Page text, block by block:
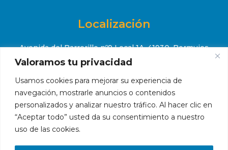
Valoramos tu privacidad
Usamos cookies para mejorar su experiencia de
navegación, mostrarle anuncios o contenidos
personalizados y analizar nuestro tráfico. Al hacer clic en
“Aceptar todo” usted da su consentimiento a nuestro
uso de las cookies.
Localización
Avenida del Barrerillo nº9 Local 1A, 41930, Bormujos
(Sevilla)
 +34 651 52 88 08
 contacto@makropiscinas.com